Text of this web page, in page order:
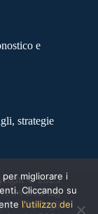
e
strategie
© 2025
BetFlag
Via degli
migliorare i
Cliccando su
l'utilizzo dei